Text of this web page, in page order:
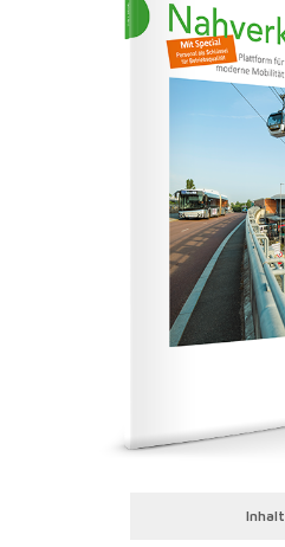
Inhalt